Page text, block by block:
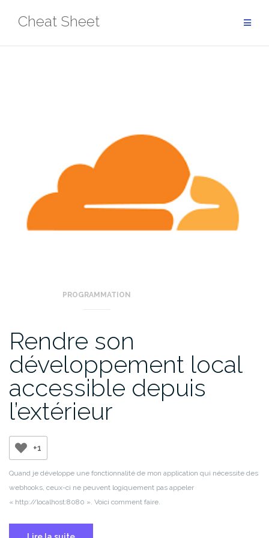
Cheat Sheet
PROGRAMMATION
Rendre son
développement local
accessible depuis
l’extérieur
+1
Quand je développe une fonctionnalité de mon application qui nécessite des
webhooks, ceux-ci ne peuvent logiquement pas appeler
« http://localhost:8080 ». Voici comment faire.